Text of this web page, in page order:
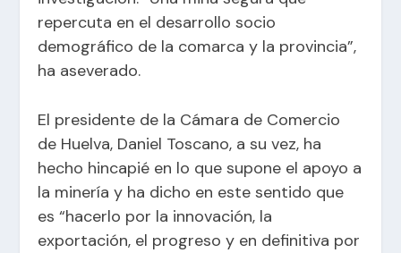
repercuta en el desarrollo socio
demográfico de la comarca y la provincia”,
ha aseverado.
El presidente de la Cámara de Comercio
de Huelva, Daniel Toscano, a su vez, ha
hecho hincapié en lo que supone el apoyo a
la minería y ha dicho en este sentido que
es “hacerlo por la innovación, la
exportación, el progreso y en definitiva por